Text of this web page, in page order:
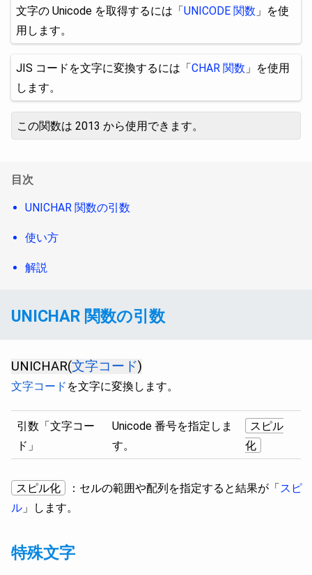
文字の Unicode を取得するには「UNICODE 関数 」を使
用します。
JIS コードを文字に変換するには「CHAR 関数 」を使用
します。
この関数は 2013 から使用できます。
目次
UNICHAR 関数の引数
使い方
解説
UNICHAR 関数の引数
UNICHAR(文字コード)
文字コード を文字に変換します。
引数「文字コー
ド」
Unicode 番号を指定しま
す。
スピル
化
スピル化 ：セルの範囲や配列を指定すると結果が「スピ
ル 」します。
特殊文字